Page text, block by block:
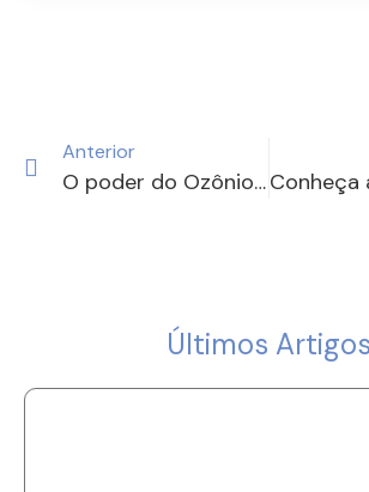
Anterior
O poder do Ozônio e suas aplicabilidades
Últimos Artigos